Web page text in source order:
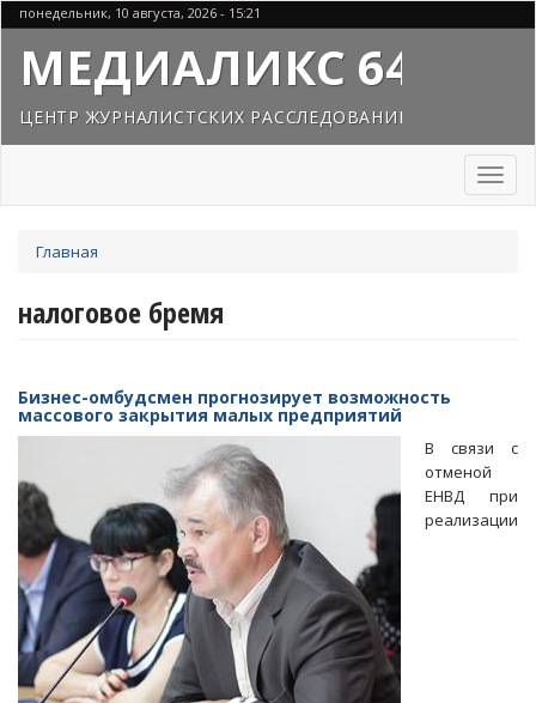
Перейти
к
основному
содержанию
понедельник, 10 августа, 2026 - 15:21
МЕДИАЛИКС 64
ЦЕНТР ЖУРНАЛИСТСКИХ РАССЛЕДОВАНИЙ
Toggle
здесь
Главная
налоговое бремя
Бизнес-омбудсмен прогнозирует возможность
массового закрытия малых предприятий
В связи с
отменой
ЕНВД при
реализации